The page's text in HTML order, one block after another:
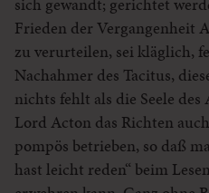
Frieden der Vergangenheit
zu verurteilen, sei kläglich,
Nachahmer des Tacitus,
nichts fehlt als die Seele
Lord Acton das Richten
pompös betrieben, so daß
hast leicht reden“ beim